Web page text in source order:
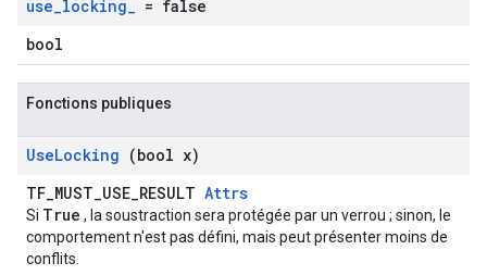
use_locking_ = false
bool
Fonctions publiques
UseLocking (bool x)
TF_MUST_USE_RESULT Attrs
Si True , la soustraction sera protégée par un verrou ; sinon, le
comportement n'est pas défini, mais peut présenter moins de
conflits.